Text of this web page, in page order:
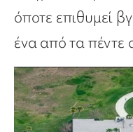
όποτε επιθυμεί
ένα από τα πέντε